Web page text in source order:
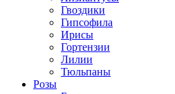
Гвоздики
Гипсофила
Ирисы
Гортензии
Лилии
Тюльпаны
Розы